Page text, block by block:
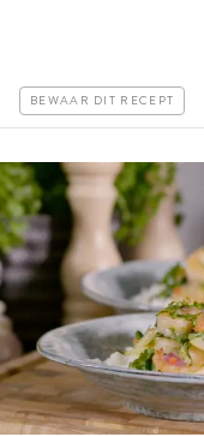
BEWAAR DIT RECEPT